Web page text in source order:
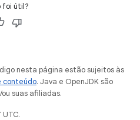
foi útil?
nesta página estão sujeitos às
conteúdo. Java e OpenJDK são
suas afiliadas.